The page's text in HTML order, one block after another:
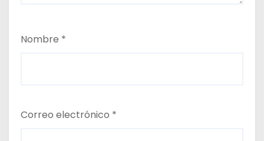
Nombre *
Correo electrónico *